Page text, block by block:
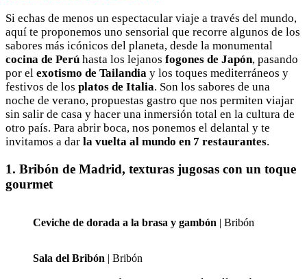
al
mundo
en
restaurantes
Si echas de menos un espectacular viaje a través del mundo,
aquí te proponemos uno sensorial que recorre algunos de los
sabores más icónicos del planeta, desde la monumental
cocina de Perú hasta los lejanos fogones de Japón, pasando
por el exotismo de Tailandia y los toques mediterráneos y
festivos de los platos de Italia. Son los sabores de una
noche de verano, propuestas gastro que nos permiten viajar
sin salir de casa y hacer una inmersión total en la cultura de
otro país. Para abrir boca, nos ponemos el delantal y te
invitamos a dar la vuelta al mundo en 7 restaurantes.
1. Bribón de Madrid, texturas jugosas con un toque
gourmet
Ceviche de dorada a la brasa y gambón | Bribón
Sala del Bribón | Bribón